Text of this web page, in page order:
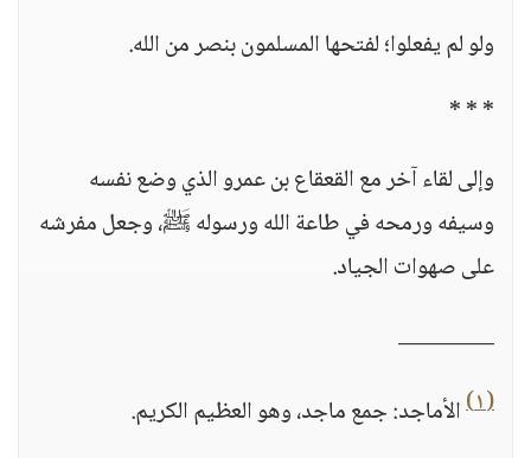
ولو لم يفعلوا؛ لفتحها المسلمون بنصر من الله.
* * *
وإلى لقاء آخر مع القعقاع بن عمرو الذي وضع نفسه
وسيفه ورمحه في طاعة الله ورسوله ﷺ، وجعل مفرشه
على صهوات الجياد.
_________
(١)
الأماجد: جمع ماجد، وهو العظيم الكريم.